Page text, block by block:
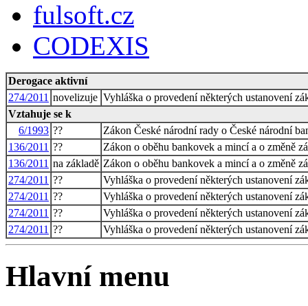
fulsoft.cz
CODEXIS
Derogace aktivní
274/2011 novelizuje Vyhláška o provedení některých ustanovení
Vztahuje se k
6/1993 ??
Zákon České národní rady o České národní
136/2011 ??
Zákon o oběhu bankovek a mincí a o změně
136/2011 na základě Zákon o oběhu bankovek a mincí a o změně
274/2011 ??
Vyhláška o provedení některých ustanovení
274/2011 ??
Vyhláška o provedení některých ustanovení
274/2011 ??
Vyhláška o provedení některých ustanovení
274/2011 ?? Vyhláška o provedení některých ustanovení
Hlavní menu